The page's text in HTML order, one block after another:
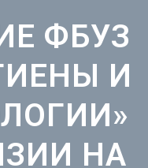
Пермь
Р
Ростов-на-Дону
Рязань
С
Самара
ФБУЗ
И
НА